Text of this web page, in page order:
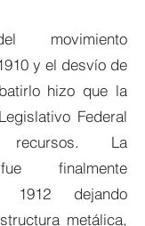
y el desvío de
hizo que la
Federal
La
finalmente
1912 dejando
metálica,